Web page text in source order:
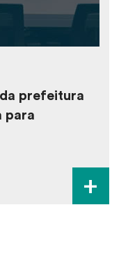
prefeitura
para
+